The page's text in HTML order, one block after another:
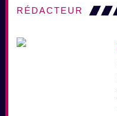
RÉDACTEUR